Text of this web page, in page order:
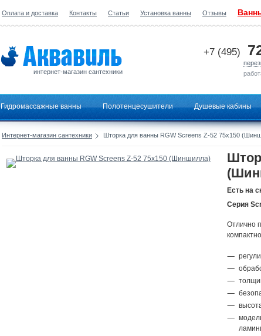
Оплата и доставка Контакты Статьи Установка ванны Отзывы
интернет-магазин сантехники
+7 (495)
Гидромассажные ванны Полотенцесушители Душевые кабины
Интернет-магазин сантехники Шторка для ванны RGW Screens Z-52 75x150
Есть на
Серия
Отлично